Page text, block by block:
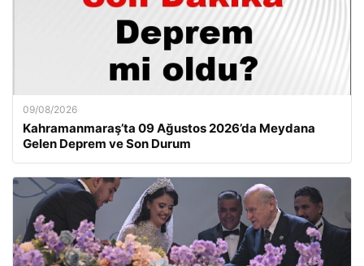
09/08/2026
Kahramanmaraş’ta 09 Ağustos 2026’da Meydana
Gelen Deprem ve Son Durum